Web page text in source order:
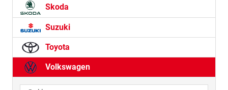
Skoda
Suzuki
Toyota
Volkswagen